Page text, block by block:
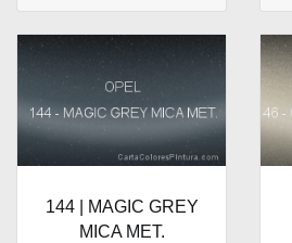
144 | MAGIC GREY
MICA MET.